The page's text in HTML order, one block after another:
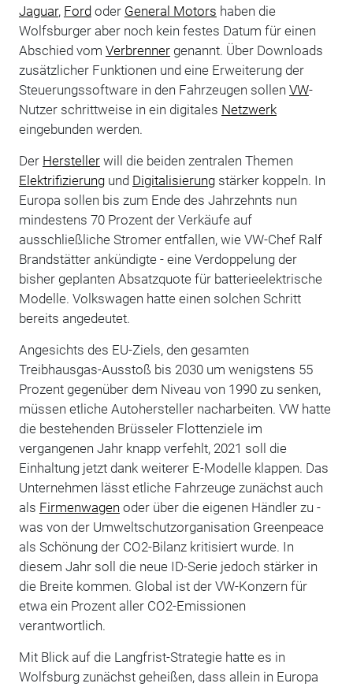
Jaguar, Fordoder General Motors haben die
Wolfsburger aber noch kein festes Datum für einen
Abschied vom Verbrennergenannt. Über Downloads
zusätzlicher Funktionen und eine Erweiterung der
Steuerungssoftware in den Fahrzeugen sollen VW-
Nutzer schrittweise in ein digitales Netzwerk
eingebunden werden.
Der Herstellerwill die beiden zentralen Themen
Elektrifizierungund Digitalisierungstärker koppeln. In
Europa sollen bis zum Ende des Jahrzehnts nun
mindestens 70 Prozent der Verkäufe auf
ausschließliche Stromer entfallen, wie VW-Chef Ralf
Brandstätter ankündigte - eine Verdoppelung der
bisher geplanten Absatzquote für batterieelektrische
Modelle. Volkswagen hatte einen solchen Schritt
bereits angedeutet.
Angesichts des EU-Ziels, den gesamten
Treibhausgas-Ausstoß bis 2030 um wenigstens 55
Prozent gegenüber dem Niveau von 1990 zu senken,
müssen etliche Autohersteller nacharbeiten. VW hatte
die bestehenden Brüsseler Flottenziele im
vergangenen Jahr knapp verfehlt, 2021 soll die
Einhaltung jetzt dank weiterer E-Modelle klappen. Das
Unternehmen lässt etliche Fahrzeuge zunächst auch
als Firmenwagen oder über die eigenen Händler zu -
was von der Umweltschutzorganisation Greenpeace
als Schönung der CO2-Bilanz kritisiert wurde. In
diesem Jahr soll die neue ID-Serie jedoch stärker in
die Breite kommen. Global ist der VW-Konzern für
etwa ein Prozent aller CO2-Emissionen
verantwortlich.
Mit Blick auf die Langfrist-Strategie hatte es in
Wolfsburg zunächst geheißen, dass allein in Europa